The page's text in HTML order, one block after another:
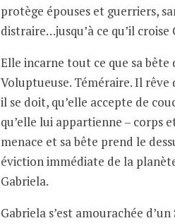
protège épouses et guerriers,
distraire…jusqu’à ce qu’il croise
Elle incarne tout ce que sa bête
Voluptueuse. Téméraire. Il
il se doit, qu’elle accepte de
qu’elle lui appartienne – corps
menace et sa bête prend le
éviction immédiate de la
Gabriela.
Gabriela s’est amourachée